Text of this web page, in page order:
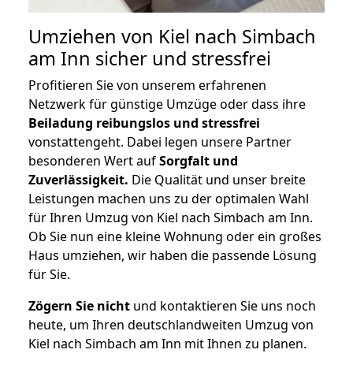
Umziehen von Kiel nach Simbach
am Inn sicher und stressfrei
Profitieren Sie von unserem erfahrenen
Netzwerk für günstige Umzüge oder dass ihre
Beiladung reibungslos und stressfrei
vonstattengeht. Dabei legen unsere Partner
besonderen Wert aufSorgfalt und
Zuverlässigkeit. Die Qualität und unser breite
Leistungen machen uns zu der optimalen Wahl
für Ihren Umzug von Kiel nach Simbach am Inn.
Ob Sie nun eine kleine Wohnung oder ein großes
Haus umziehen, wir haben die passende Lösung
für Sie.
Zögern Sie nicht und kontaktieren Sie uns noch
heute, um Ihren deutschlandweiten Umzug von
Kiel nach Simbach am Inn mit Ihnen zu planen.